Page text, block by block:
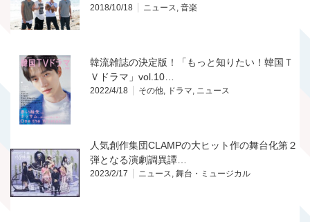
2018/10/18 ニュース, 音楽
韓流雑誌の決定版！「もっと知りたい！韓国Ｔ
Ｖドラマ」vol.10…
2022/4/18 その他, ドラマ, ニュース
人気創作集団CLAMPの大ヒット作の舞台化第２
弾となる演劇調異譚…
2023/2/17 ニュース, 舞台・ミュージカル